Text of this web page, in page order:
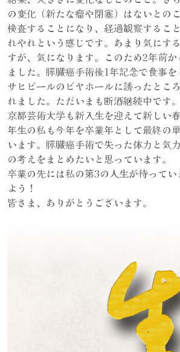
の変化（新たな瘤や閉塞）はないとの
検査することになり、経過観察するこ
れやれという感じです。あまり気にす
すが、気になります。このため2年前
ました。膵臓癌手術後1年記念で食事
サヒビールのビヤホールに誘ったとこ
れました。ただいまも断酒継続中です。
京都芸術大学も新入生を迎えて新しい
年生の私も今年を卒業年として最終の
います。膵臓癌手術で失った体力と気
の考えをまとめたいと思っています。
卒業の先には私の第3の人生が待ってい
よう！
皆さま、ありがとうございます。